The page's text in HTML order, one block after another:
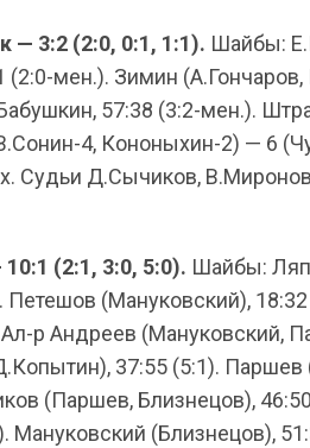
3:2 (2:0, 0:1, 1:1). Шайбы:
(2:0-мен.). Зимин
57:38 (3:2-мен.).
4, Кононыхин-2) — 6
Судьи Д.Сычиков,
(2:1, 3:0, 5:0). Шайбы:
Петешов (Мануковский),
р Андреев (Мануковский,
37:55 (5:1). Паршев
(Паршев, Близнецов),
Мануковский (Близнецов),